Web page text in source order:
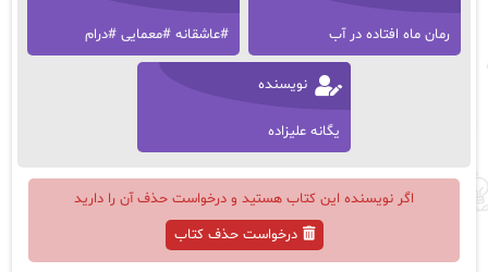
رمان ماه افتاده در آب #عاشقانه #معمایی #درام
نویسنده
یگانه علیزاده
اگر نویسنده این کتاب هستید و درخواست حذف آن را دارید
درخواست حذف کتاب